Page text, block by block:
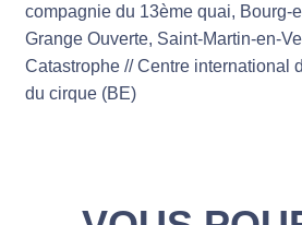
compagnie du 13ème quai, Bourg-
Grange Ouverte, Saint-Martin-en-
Catastrophe // Centre international
du cirque (BE)